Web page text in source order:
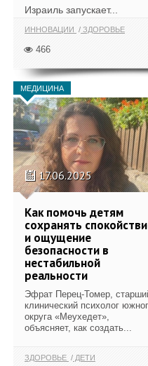
Израиль запускает...
ИННОВАЦИИ ЗДОРОВЬЕ
466
МЕДИЦИНА
17.06.2025
Как помочь детям
сохранять
и ощущение
безопасности в
нестабильной
реальности
Эфрат Перец-Томер,
клинический психолог
округа «Меухедет»,
объясняет, как создать...
ЗДОРОВЬЕ ДЕТИ